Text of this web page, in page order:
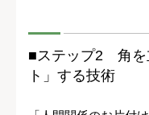
■ステップ2 角を
ト」する技術